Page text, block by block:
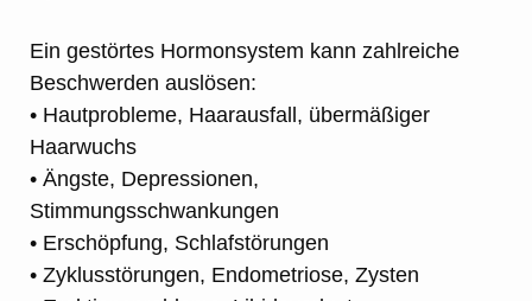
Ein gestörtes Hormonsystem kann zahlreiche
Beschwerden auslösen:
• Hautprobleme, Haarausfall, übermäßiger
Haarwuchs
• Ängste, Depressionen,
Stimmungsschwankungen
• Erschöpfung, Schlafstörungen
• Zyklusstörungen, Endometriose, Zysten